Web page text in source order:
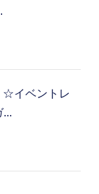
☆イベントレ
...